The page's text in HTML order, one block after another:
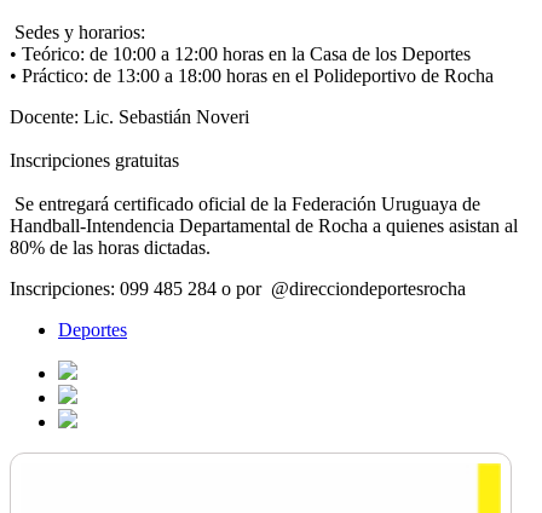
Sedes y horarios:
• Teórico: de 10:00 a 12:00 horas en la Casa de los Deportes
• Práctico: de 13:00 a 18:00 horas en el Polideportivo de Rocha
Docente: Lic. Sebastián Noveri
Inscripciones gratuitas
Se entregará certificado oficial de la Federación Uruguaya de
Handball-Intendencia Departamental de Rocha a quienes asistan al
80% de las horas dictadas.
Inscripciones: 099 485 284 o por @direcciondeportesrocha
Deportes